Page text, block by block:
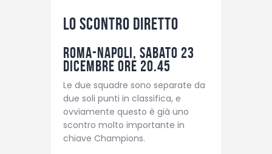
Lo scontro diretto
Roma-Napoli, sabato 23
dicembre ore 20.45
Le due squadre sono separate da
due soli punti in classifica, e
ovviamente questo è già uno
scontro molto importante in
chiave Champions.